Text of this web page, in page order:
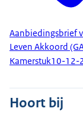
Aanbiedingsbrief
Leven Akkoord
Kamerstuk10-12-
Hoort bij